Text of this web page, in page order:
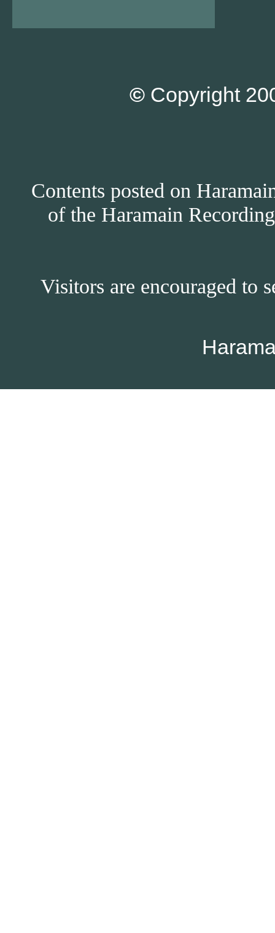
© Copyright
Contents posted on
of the Haramain
Visitors are encouraged to